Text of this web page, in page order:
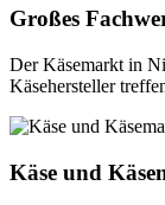
Großes
Der Käsemarkt in
Käsehersteller
Käse und